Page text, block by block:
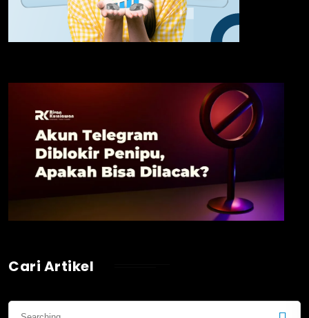
Cari Artikel